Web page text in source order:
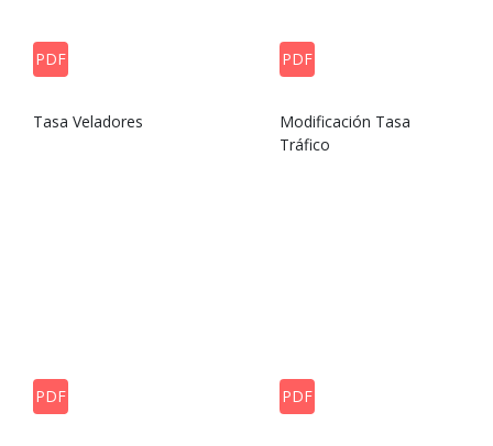
PDF
Tasa Veladores
PDF
Modificación Tasa
Tráfico
PDF PDF